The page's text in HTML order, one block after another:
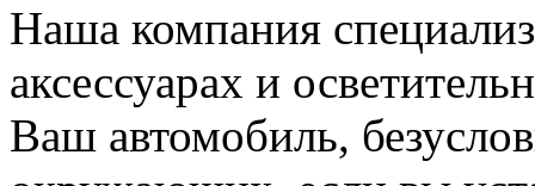
Наша компания
аксессуарах и
Ваш автомобиль,